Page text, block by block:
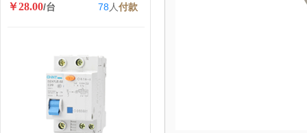
￥28.00/台 78 人付款